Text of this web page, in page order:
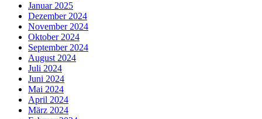
Januar 2025
Dezember 2024
November 2024
Oktober 2024
September 2024
August 2024
Juli 2024
Juni 2024
Mai 2024
April 2024
März 2024